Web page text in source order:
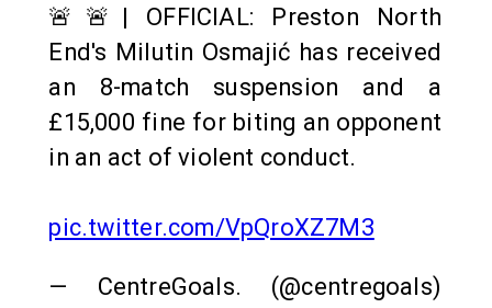
🚨🚨| OFFICIAL: Preston North
End's Milutin Osmajić has received
an 8-match suspension and a
£15,000 fine for biting an opponent
in an act of violent conduct.
pic.twitter.com/VpQroXZ7M3
— CentreGoals. (@centregoals)